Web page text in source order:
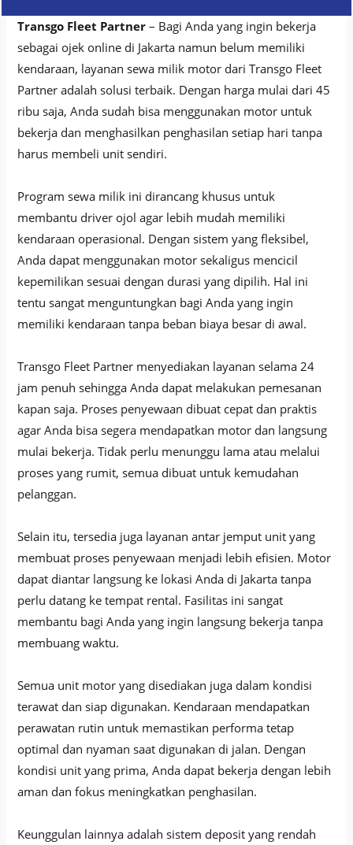
Transgo Fleet Partner – Bagi Anda yang ingin bekerja
sebagai ojek online di Jakarta namun belum memiliki
kendaraan, layanan sewa milik motor dari Transgo Fleet
Partner adalah solusi terbaik. Dengan harga mulai dari 45
ribu saja, Anda sudah bisa menggunakan motor untuk
bekerja dan menghasilkan penghasilan setiap hari tanpa
harus membeli unit sendiri.
Program sewa milik ini dirancang khusus untuk
membantu driver ojol agar lebih mudah memiliki
kendaraan operasional. Dengan sistem yang fleksibel,
Anda dapat menggunakan motor sekaligus mencicil
kepemilikan sesuai dengan durasi yang dipilih. Hal ini
tentu sangat menguntungkan bagi Anda yang ingin
memiliki kendaraan tanpa beban biaya besar di awal.
Transgo Fleet Partner menyediakan layanan selama 24
jam penuh sehingga Anda dapat melakukan pemesanan
kapan saja. Proses penyewaan dibuat cepat dan praktis
agar Anda bisa segera mendapatkan motor dan langsung
mulai bekerja. Tidak perlu menunggu lama atau melalui
proses yang rumit, semua dibuat untuk kemudahan
pelanggan.
Selain itu, tersedia juga layanan antar jemput unit yang
membuat proses penyewaan menjadi lebih efisien. Motor
dapat diantar langsung ke lokasi Anda di Jakarta tanpa
perlu datang ke tempat rental. Fasilitas ini sangat
membantu bagi Anda yang ingin langsung bekerja tanpa
membuang waktu.
Semua unit motor yang disediakan juga dalam kondisi
terawat dan siap digunakan. Kendaraan mendapatkan
perawatan rutin untuk memastikan performa tetap
optimal dan nyaman saat digunakan di jalan. Dengan
kondisi unit yang prima, Anda dapat bekerja dengan lebih
aman dan fokus meningkatkan penghasilan.
Keunggulan lainnya adalah sistem deposit yang rendah